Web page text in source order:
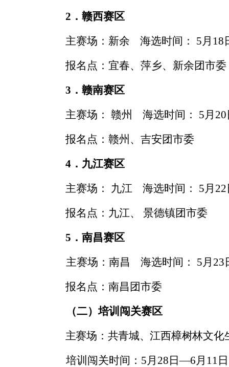
2 ．赣西赛区
主赛场：新余
海选时间： 5月 18
报名点：宜春、萍乡、新余团市委
3 ．赣南赛区
主赛场： 赣州
海选时间： 5月 20
报名点：赣州、吉安团市委
4 ．九江赛区
主赛场：
九江 海选时间： 5月 22
报名点：九江、 景德镇团市委
5 ．南昌赛区
主赛场：南昌
海选时间： 5月 23
报名点：南昌团市委
（二）培训闯关赛区
主赛场：共青城、江西樟树林文化
培训闯关时间： 5月 28 日—6月 11 日